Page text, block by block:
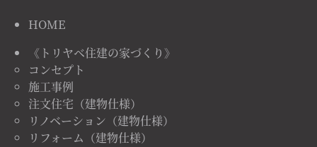
HOME
《トリヤベ住建の家づくり》
コンセプト
施工事例
注文住宅（建物仕様）
リノベーション（建物仕様）
リフォーム（建物仕様）